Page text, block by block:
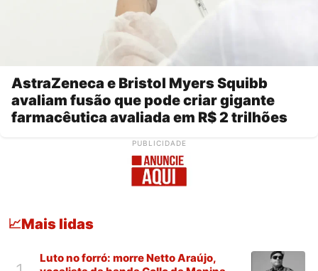
AstraZeneca e Bristol Myers Squibb
avaliam fusão que pode criar gigante
farmacêutica avaliada em R$ 2 trilhões
PUBLICIDADE
📈Mais lidas
Luto no forró: morre Netto Araújo,